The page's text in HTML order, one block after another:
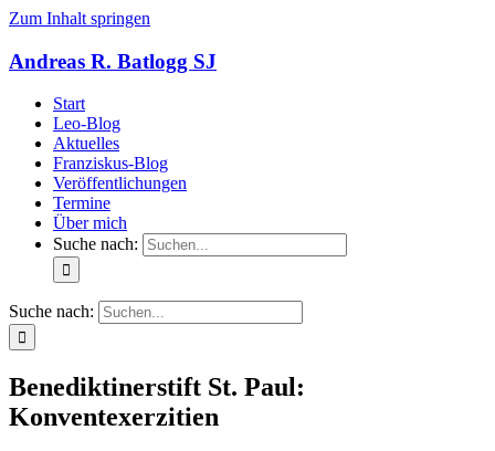
Zum Inhalt springen
Andreas R. Batlogg SJ
Start
Leo-Blog
Aktuelles
Franziskus-Blog
Veröffentlichungen
Termine
Über mich
Suche nach:
Suche nach:
Benediktinerstift St. Paul:
Konventexerzitien